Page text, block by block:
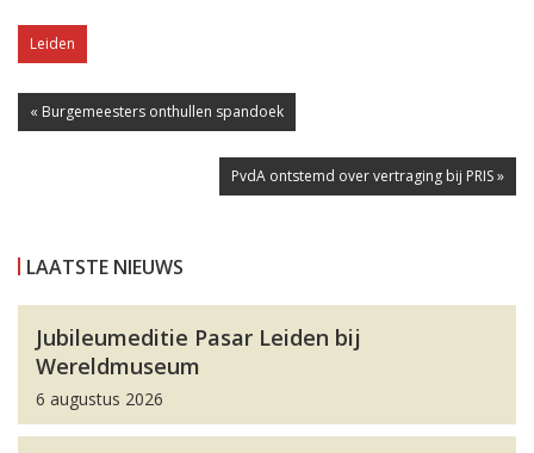
Leiden
« Burgemeesters onthullen spandoek
PvdA ontstemd over vertraging bij PRIS »
LAATSTE NIEUWS
Jubileumeditie Pasar Leiden bij
Wereldmuseum
6 augustus 2026